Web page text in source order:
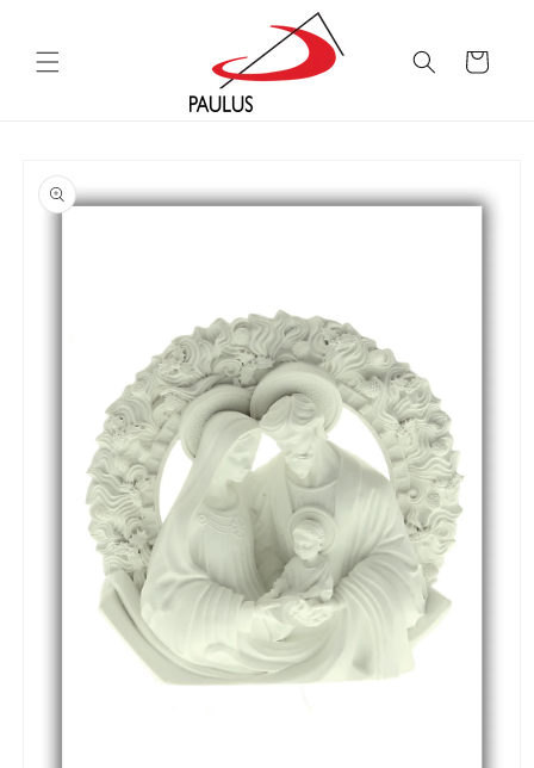
conteúdo
Carrinho
informação
do produto